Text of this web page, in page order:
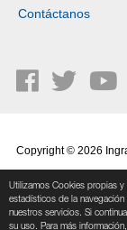
Utilizamos Cookies propias
estadísticos de la
nuestros servicios. Si
su uso. Para más
Contáctanos
Copyright © 2026